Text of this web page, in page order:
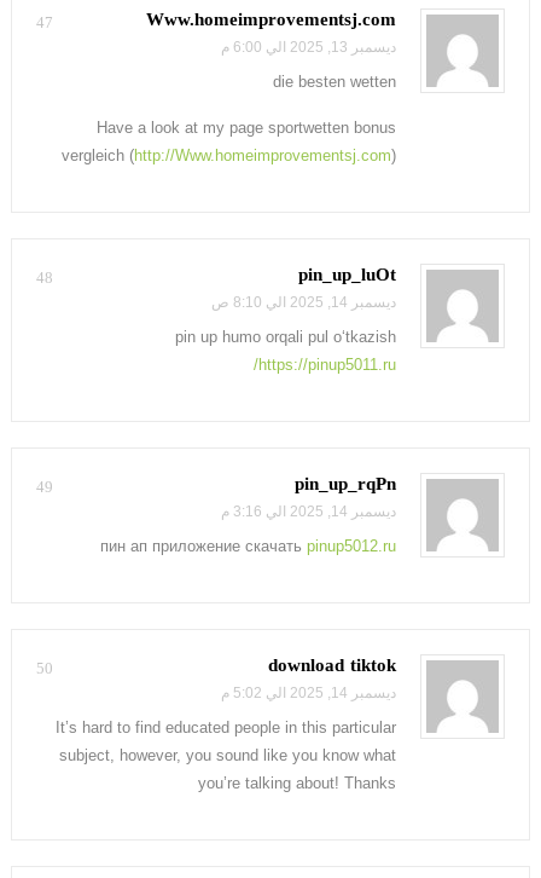
47 Www.homeimprovementsj.com
ديسمبر 13, 2025 الي 6:00 م
die besten wetten
Have a look at my page sportwetten bonus
vergleich (http://Www.homeimprovementsj.com)
48 pin_up_luOt
ديسمبر 14, 2025 الي 8:10 ص
pin up humo orqali pul o‘tkazish
https://pinup5011.ru/
49 pin_up_rqPn
ديسمبر 14, 2025 الي 3:16 م
пин ап приложение скачатьpinup5012.ru
50 download tiktok
ديسمبر 14, 2025 الي 5:02 م
It’s hard to find educated people in this particular
subject, however, you sound like you know what
you’re talking about! Thanks